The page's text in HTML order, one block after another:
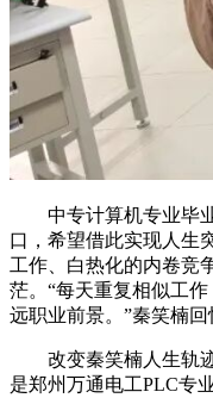
中专计算机专业毕
口，希望借此实现人生
工作、白热化的内卷竞
茫。“每天重复相似工
远职业前景。”秦笑楠回
改变秦笑楠人生轨
是郑州万通电工PLC专